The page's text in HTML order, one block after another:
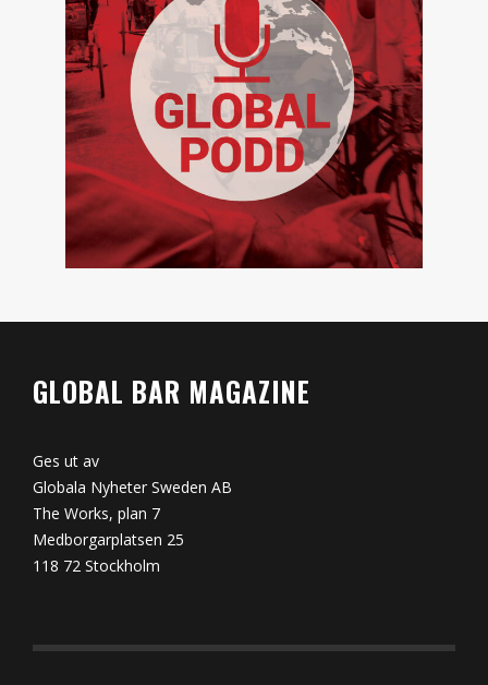
GLOBAL BAR MAGAZINE
Ges ut av
Globala Nyheter Sweden AB
The Works, plan 7
Medborgarplatsen 25
118 72 Stockholm